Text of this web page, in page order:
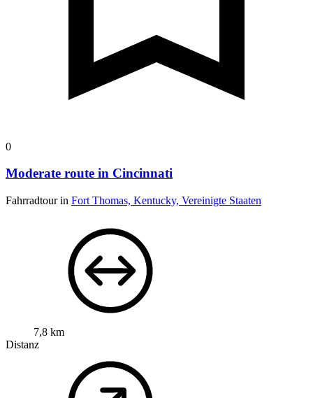
0
Moderate route in Cincinnati
Fahrradtour in Fort Thomas, Kentucky, Vereinigte Staaten
7,8 km
Distanz